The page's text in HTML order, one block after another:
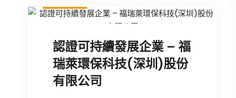
認證可持續發展企業 – 福
瑞萊環保科技(深圳)股份
有限公司